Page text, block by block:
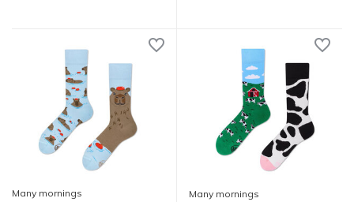
Many mornings Many mornings